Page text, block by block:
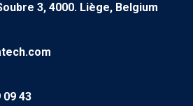
3, 4000. Liège, Belgium
09 43